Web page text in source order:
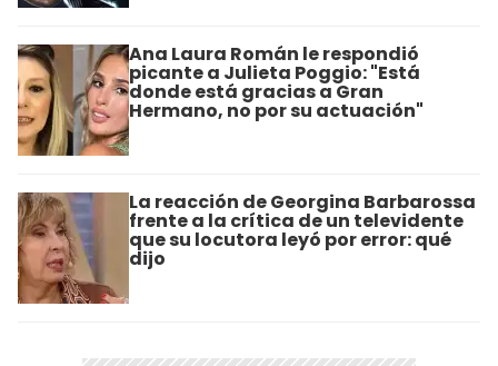
Ana Laura Román le respondió
picante a Julieta Poggio: "Está
donde está gracias a Gran
Hermano, no por su actuación"
La reacción de Georgina Barbarossa
frente a la crítica de un televidente
que su locutora leyó por error: qué
dijo